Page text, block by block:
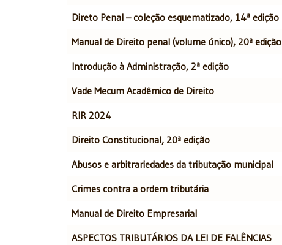
Direto Penal – coleção esquematizado, 14ª edição
Manual de Direito penal (volume único), 20ª edição
Introdução à Administração, 2ª edição
Vade Mecum Acadêmico de Direito
RIR 2024
Direito Constitucional, 20ª edição
Abusos e arbitrariedades da tributação municipal
Crimes contra a ordem tributária
Manual de Direito Empresarial
ASPECTOS TRIBUTÁRIOS DA LEI DE FALÊNCIAS